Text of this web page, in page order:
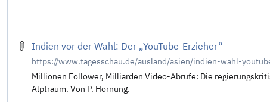
Indien vor der Wahl: Der „YouTube-Erzieher“
https://www.tagesschau.de/ausland/asien/indien-wahl-
Millionen Follower, Milliarden Video-Abrufe: Die
Alptraum. Von P. Hornung.